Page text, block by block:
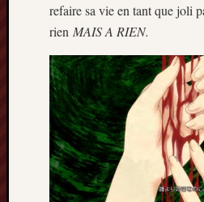
refaire sa vie en tant que joli
rien MAIS A RIEN.